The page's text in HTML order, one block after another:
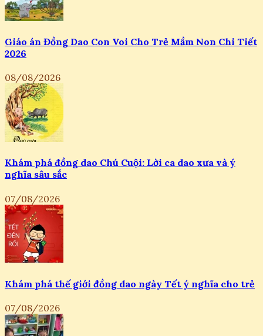
Giáo án Đồng Dao Con Voi Cho Trẻ Mầm Non Chi Tiết
2026
08/08/2026
Khám phá đồng dao Chú Cuội: Lời ca dao xưa và ý
nghĩa sâu sắc
07/08/2026
Khám phá thế giới đồng dao ngày Tết ý nghĩa cho trẻ
07/08/2026